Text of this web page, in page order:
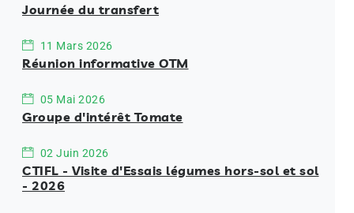
Journée du transfert
11 Mars 2026
Réunion informative OTM
05 Mai 2026
Groupe d'intérêt Tomate
02 Juin 2026
CTIFL - Visite d'Essais légumes hors-sol et sol
- 2026